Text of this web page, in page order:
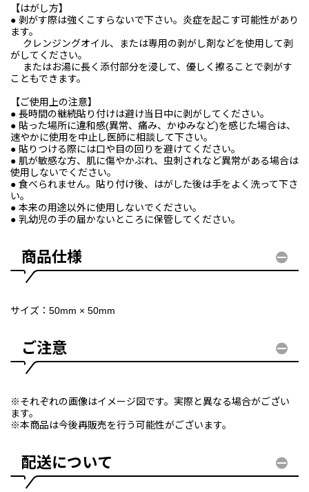
【はがし方】
● 剥がす際は強くこすらないで下さい。炎症を起こす可能性があり
ます。
クレンジングオイル、または専用の剥がし剤などを使用して剥
がしてください。
またはお湯に長く添付部分を浸して、優しく擦ることで剥がす
こともできます。
【ご使用上の注意】
● 長時間の継続貼り付けは避け当日中に剥がしてください。
● 貼った場所に違和感(異常、痛み、かゆみなど)を感じた場合は、
速やかに使用を中止し医師に相談して下さい。
● 貼りつける際には口や目の回りを避けてください。
● 肌が敏感な方、肌に傷やかぶれ、虫刺されなど異常がある場合は
使用しないでください。
● 食べられません。貼り付け後、はがした後は手をよく洗って下さ
い。
● 本来の用途以外に使用しないでください。
● 乳幼児の手の届かないところに保管してください。
商品仕様
サイズ：50mm × 50mm
ご注意
※それぞれの画像はイメージ図です。実際と異なる場合がござい
ます。
※本商品は今後再販売を行う可能性がございます。
配送について